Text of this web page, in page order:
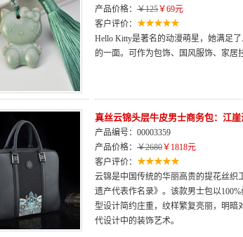
产品价格： ￥125￥69元
客户评价：
Hello Kitty是著名的动漫萌星，她满足
的一面。可作为包饰、国风服饰、家居
真丝云锦头层牛皮男士商务包：江崖
产品编号：00003359
产品价格： ￥2680￥1818元
客户评价：
云锦是中国传统的华丽高贵的提花丝织
遗产代表作名录》。该款男士包以
型设计简约庄重，纹样繁复亮丽，明暗
代设计中的装饰艺术。